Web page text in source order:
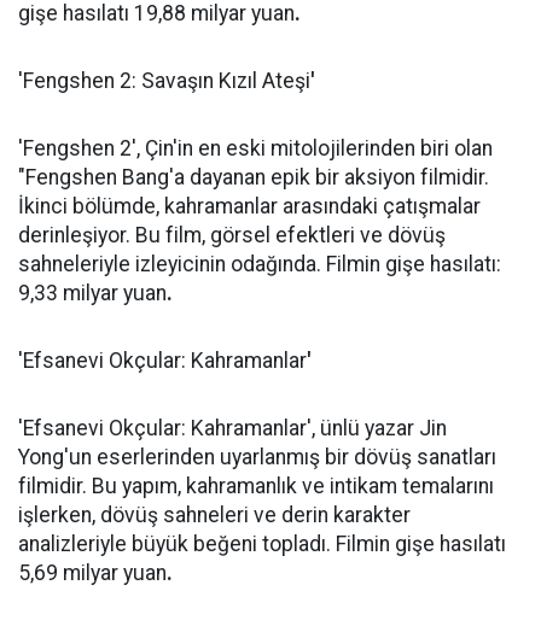
gişe hasılatı 19,88 milyar yuan.
'Fengshen 2: Savaşın Kızıl Ateşi'
'Fengshen 2', Çin'in en eski mitolojilerinden biri olan
"Fengshen Bang'a dayanan epik bir aksiyon filmidir.
İkinci bölümde, kahramanlar arasındaki çatışmalar
derinleşiyor. Bu film, görsel efektleri ve dövüş
sahneleriyle izleyicinin odağında. Filmin gişe hasılatı:
9,33 milyar yuan.
'Efsanevi Okçular: Kahramanlar'
'Efsanevi Okçular: Kahramanlar', ünlü yazar Jin
Yong'un eserlerinden uyarlanmış bir dövüş sanatları
filmidir. Bu yapım, kahramanlık ve intikam temalarını
işlerken, dövüş sahneleri ve derin karakter
analizleriyle büyük beğeni topladı. Filmin gişe hasılatı
5,69 milyar yuan.